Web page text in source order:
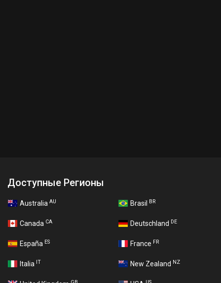
Доступные Регионы
Australia AU Brasil BR
Canada CA Deutschland DE
España ES France FR
Italia IT New Zealand NZ